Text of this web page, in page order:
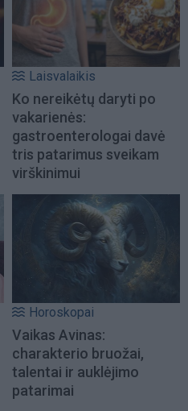
Laisvalaikis
Ko nereikėtų daryti po
vakarienės:
gastroenterologai davė
tris patarimus sveikam
virškinimui
Horoskopai
Vaikas Avinas:
charakterio bruožai,
talentai ir auklėjimo
patarimai